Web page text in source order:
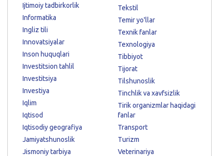
Ijtimoiy tadbirkorlik
Informatika
Ingliz tili
Innovatsiyalar
Inson huquqlari
Investitsion tahlil
Investitsiya
Investiya
Iqlim
Iqtisod
Iqtisodiy geografiya
Jamiyatshunoslik
Jismoniy tarbiya
Tekstil
Temir yo'llar
Texnik fanlar
Texnologiya
Tibbiyot
Tijorat
Tilshunoslik
Tinchlik va xavfsizlik
Tirik organizmlar haqidagi
fanlar
Transport
Turizm
Veterinariya